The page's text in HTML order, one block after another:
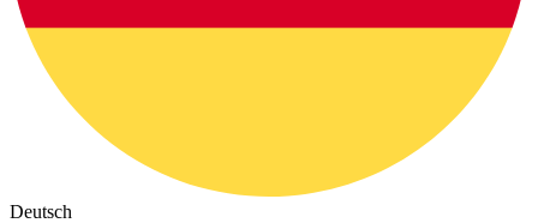
Deutsch